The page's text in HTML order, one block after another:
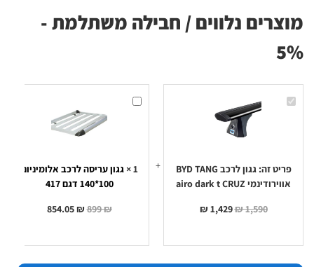
מוצרים נלווים / חבילה משתלמת -
5%
גגון
CRUZ
פריט זה:
גגון לרכב BYD TANG
אווירודינמי airo dark t CRUZ
1,590
₪
1,429
₪
גגון
1
×גגון עריסה לרכב אלומיניום
100*140 דגם 417
899₪
854.05₪